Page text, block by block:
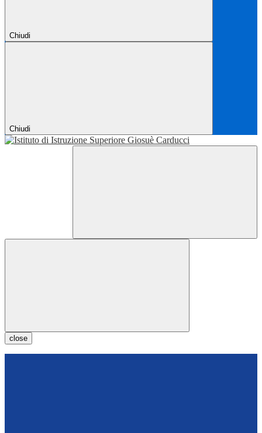
Chiudi
Chiudi
close